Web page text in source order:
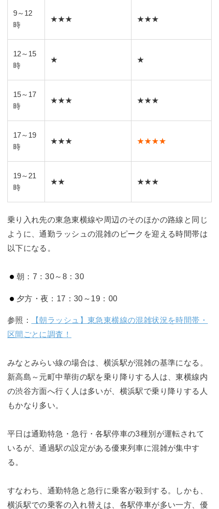
9～12
時
★★★ ★★★
12～15
時
★ ★
15～17
時
★★★ ★★★
17～19
時
★★★ ★★★★
19～21
時
★★ ★★★
乗り入れ先の東急東横線や周辺のそのほかの路線と同じ
ように、通勤ラッシュの混雑のピークを迎える時間帯は
以下になる。
朝：7：30～8：30
夕方・夜：17：30～19：00
参照：
【朝ラッシュ】東急東横線の混雑状況を時間帯・
区間ごとに調査！
みなとみらい線の場合は、横浜駅が混雑の基準になる。
新高島～元町中華街の駅を乗り降りする人は、東横線内
の渋谷方面へ行く人は多いが、横浜駅で乗り降りする人
もかなり多い。
平日は通勤特急・急行・各駅停車の3種別が運転されて
いるが、通過駅の設定がある優東列車に混雑が集中す
る。
すなわち、通勤特急と急行に乗客が殺到する。しかも、
横浜駅での乗客の入れ替えは、各駅停車が多い一方、優